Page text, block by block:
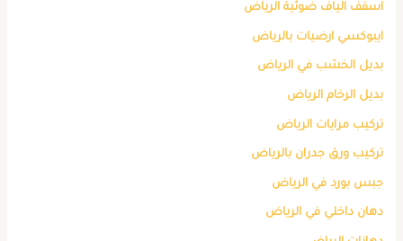
اسقف الياف ضوئية الرياض
ايبوكسي ارضيات بالرياض
بديل الخشب في الرياض
بديل الرخام الرياض
تركيب مرايات الرياض
تركيب ورق جدران بالرياض
جبس بورد في الرياض
دهان داخلي في الرياض